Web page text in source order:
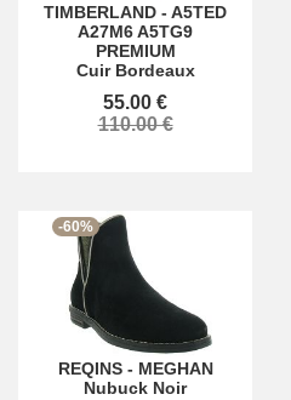
TIMBERLAND - A5TED
A27M6 A5TG9
PREMIUM
Cuir Bordeaux
55.00 €
110.00 €
-60%
REQINS- MEGHAN
Nubuck Noir